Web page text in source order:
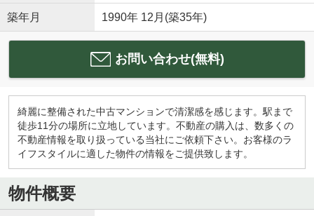
築年月 1990年 12月(築35年)
お問い合わせ(無料)
綺麗に整備された中古マンションで清潔感を感じます。駅まで
徒歩11分の場所に立地しています。不動産の購入は、数多くの
不動産情報を取り扱っている当社にご依頼下さい。お客様のラ
イフスタイルに適した物件の情報をご提供致します。
物件概要